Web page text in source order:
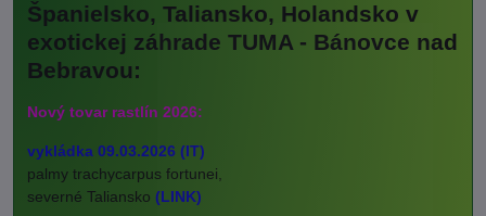
Španielsko, Taliansko, Holandsko v
exotickej záhrade TUMA - Bánovce nad
Bebravou:
Nový tovar rastlín 2026:
vykládka 09.03.2026 (IT)
palmy trachycarpus fortunei,
severné Taliansko (LINK)